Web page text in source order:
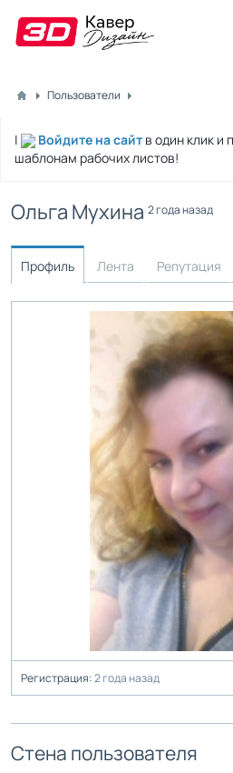
Пользователи
| Войдите на сайт в один клик и
шаблонам рабочих листов!
Ольга Мухина 2 года назад
Профиль Лента Репутация
Регистрация:2 года назад
Стена пользователя